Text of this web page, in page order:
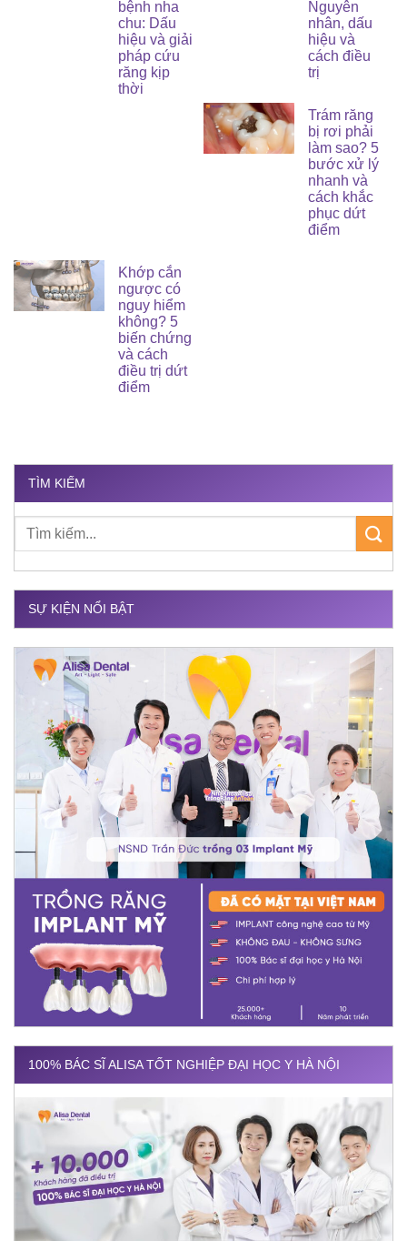
bệnh nha
chu: Dấu
hiệu và giải
pháp cứu
răng kịp
thời
Nguyên
nhân, dấu
hiệu và
cách điều
trị
Trám răng
bị rơi phải
làm sao? 5
bước xử lý
nhanh và
cách khắc
phục dứt
điểm
Khớp cắn
ngược có
nguy hiểm
không? 5
biến chứng
và cách
điều trị dứt
điểm
TÌM KIẾM
SỰ KIỆN NỔI BẬT
100% BÁC SĨ ALISA TỐT NGHIỆP ĐẠI HỌC Y HÀ NỘI